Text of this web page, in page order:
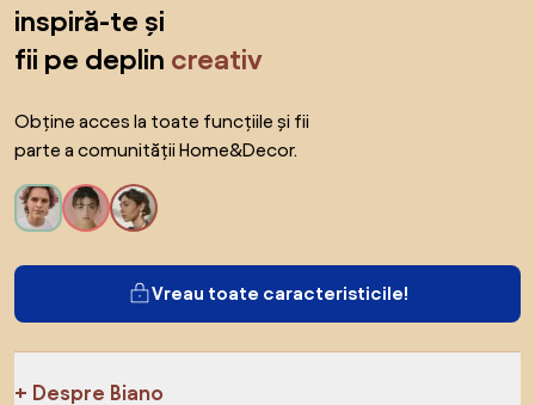
inspiră-te și
fii pe deplin creativ
Obține acces la toate funcțiile și fii
parte a comunității Home&Decor.
Vreau toate caracteristicile!
Despre Biano